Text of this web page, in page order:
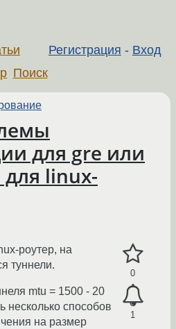
Регистрация - Вход
Поиск
для gre или
для linux-
0
1
роутер, на
туннели.
mtu = 1500 - 20
несколько способов
на размер